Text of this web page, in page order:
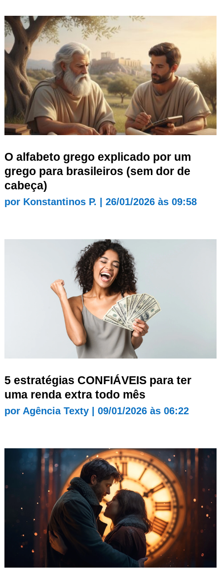
O alfabeto grego explicado por um
grego para brasileiros (sem dor de
cabeça)
por Konstantinos P. 26/01/2026 às 09:58
5 estratégias CONFIÁVEIS para ter
uma renda extra todo mês
por Agência Texty| 09/01/2026 às 06:22